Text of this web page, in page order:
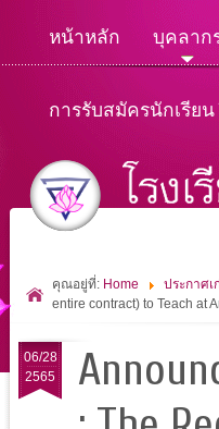
หน้าหลัก บุคลาก
การรับสมัครนักเรียน
คุณอยู่ที่: Home ประกาศเ
entire contract) to Teach at
06/28
2565